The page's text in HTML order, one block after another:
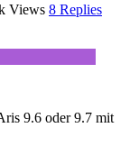
Views 8 Replies
9.6 oder 9.7 mit